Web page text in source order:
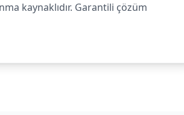
kaynaklıdır. Garantili çözüm